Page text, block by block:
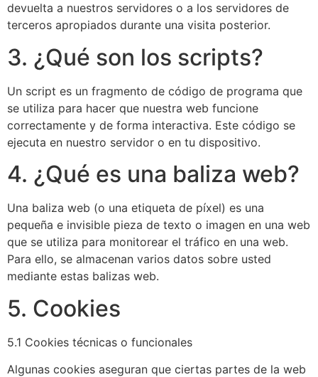
devuelta a nuestros servidores o a los servidores de
terceros apropiados durante una visita posterior.
3. ¿Qué son los scripts?
Un script es un fragmento de código de programa que
se utiliza para hacer que nuestra web funcione
correctamente y de forma interactiva. Este código se
ejecuta en nuestro servidor o en tu dispositivo.
4. ¿Qué es una baliza web?
Una baliza web (o una etiqueta de píxel) es una
pequeña e invisible pieza de texto o imagen en una web
que se utiliza para monitorear el tráfico en una web.
Para ello, se almacenan varios datos sobre usted
mediante estas balizas web.
5. Cookies
5.1 Cookies técnicas o funcionales
Algunas cookies aseguran que ciertas partes de la web